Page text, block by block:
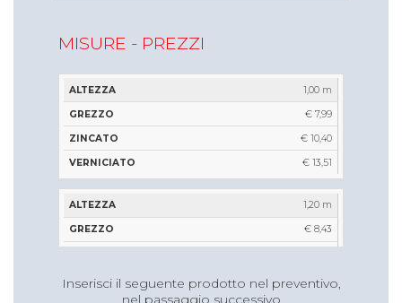
MISURE - PREZZI
ALTEZZA VERNICIATO
1,00 m
€ 7,99
€ 10,40
€ 13,51
1,20 m
€ 8,43
€ 14,38
Inserisci il seguente prodotto nel preventivo,
nel passaggio successivo